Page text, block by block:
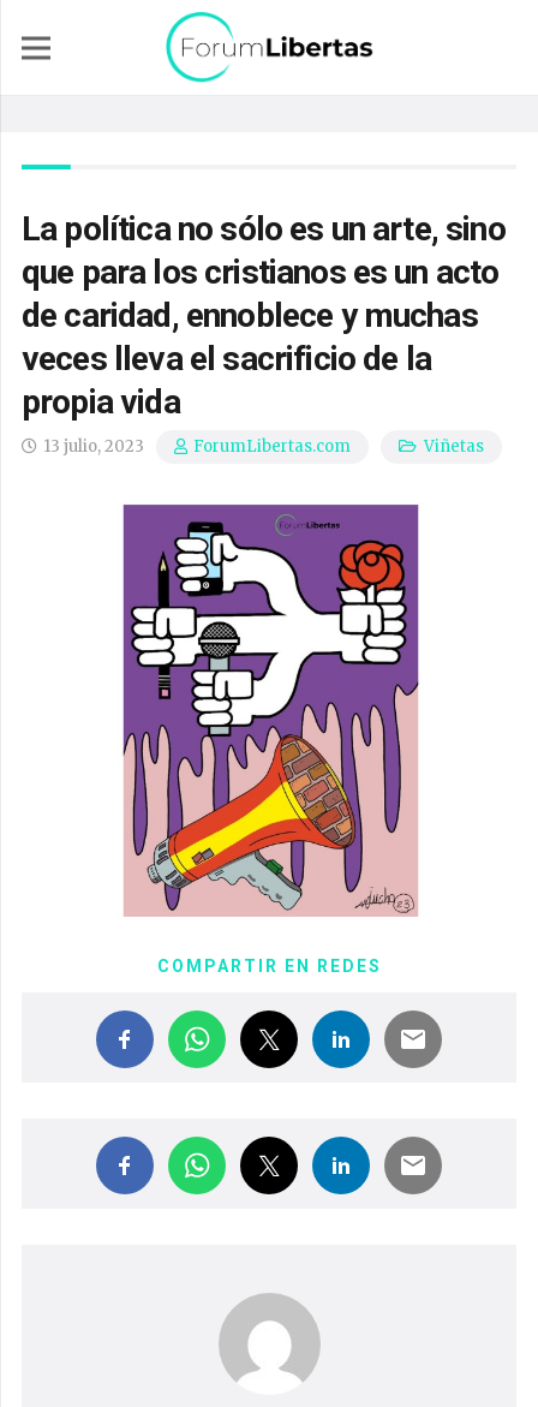
La política no sólo es un arte, sino
que para los cristianos es un acto
de caridad, ennoblece y muchas
veces lleva el sacrificio de la
propia vida
13 julio, 2023 ForumLibertas.com Viñetas
COMPARTIR EN REDES